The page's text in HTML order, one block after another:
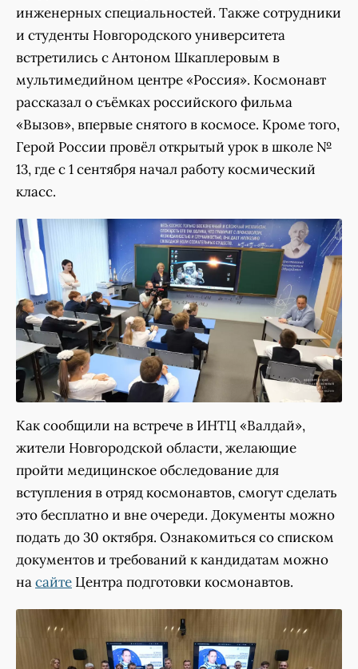
инженерных специальностей. Также сотрудники
и студенты Новгородского университета
встретились с Антоном Шкаплеровым в
мультимедийном центре «Россия». Космонавт
рассказал о съёмках российского фильма
«Вызов», впервые снятого в космосе. Кроме того,
Герой России провёл открытый урок в школе №
13, где с 1 сентября начал работу космический
класс.
Как сообщили на встрече в ИНТЦ «Валдай»,
жители Новгородской области, желающие
пройти медицинское обследование для
вступления в отряд космонавтов, смогут сделать
это бесплатно и вне очереди. Документы можно
подать до 30 октября. Ознакомиться со списком
документов и требований к кандидатам можно
насайте Центра подготовки космонавтов.